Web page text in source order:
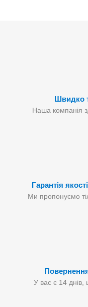
Швидко
Наша компанія
Гарантія
Ми пропонуємо
У вас є 14 днів,